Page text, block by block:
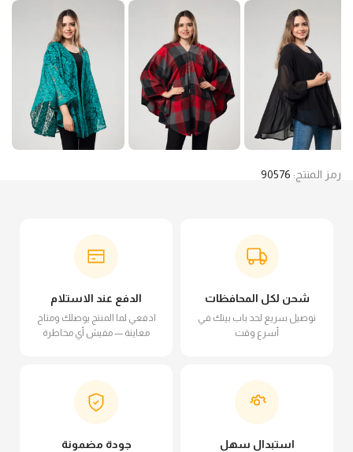
رمز المنتج: 90576
شحن لكل المحافظات
توصيل سريع لحد باب بيتك في
أسرع وقت
الدفع عند الاستلام
ادفعي لما المنتج يوصلك ومتاح
معاينة — مفيش أي مخاطرة
استبدال سهل جودة مضمونة